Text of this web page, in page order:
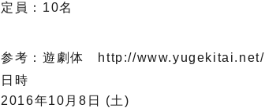
定員：10名
参考：遊劇体 http://www.yugekitai.net/
日時
2016年10月8日 (土)